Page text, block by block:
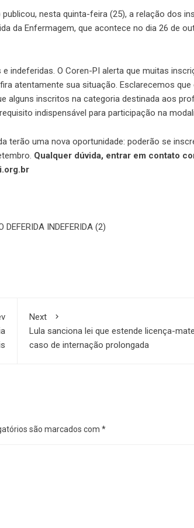
nesta quinta-feira (25), a relação dos
da Enfermagem, que acontece no dia 26 de
indeferidas. O Coren-PI alerta que muitas
atentamente sua situação. Esclarecemos que
alguns inscritos na categoria destinada aos
indispensável para participação na
terão uma nova oportunidade: poderão se
Qualquer dúvida, entrar em contato
DEFERIDA INDEFERIDA (2)
Next
Lula sanciona lei que estende licença-
caso de internação prolongada
são marcados com *